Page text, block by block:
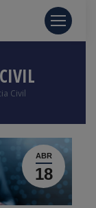
Civil
ABR
18